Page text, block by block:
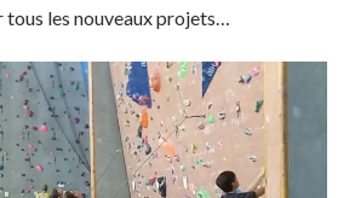
les nouveaux projets…